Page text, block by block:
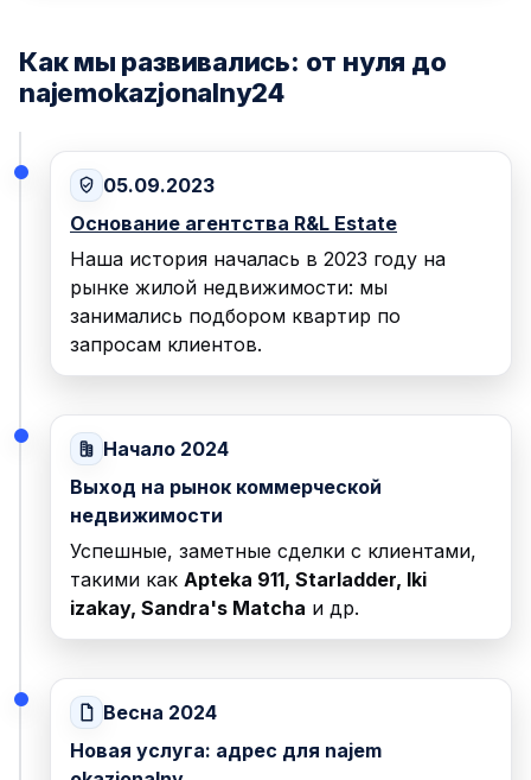
Как мы развивались: от нуля до
najemokazjonalny24
05.09.2023
Основание агентства R&L Estate
Наша история началась в 2023 году на
рынке жилой недвижимости: мы
занимались подбором квартир по
запросам клиентов.
Начало 2024
Выход на рынок коммерческой
недвижимости
Успешные, заметные сделки с клиентами,
такими как Apteka 911, Starladder, Iki
izakay, Sandra's Matcha и др.
Весна 2024
Новая услуга: адрес для najem